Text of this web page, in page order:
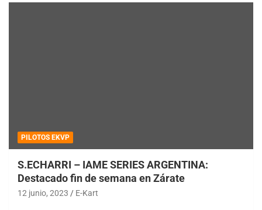
PILOTOS EKVP
S.ECHARRI – IAME SERIES ARGENTINA:
Destacado fin de semana en Zárate
12 junio, 2023 E-Kart